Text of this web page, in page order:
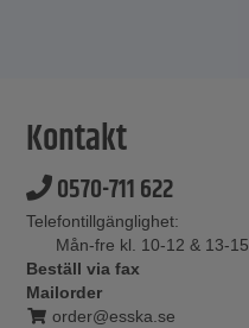
Kontakt
0570-711 622
Telefontillgänglighet:
Mån-fre kl. 10-12 & 13-15
Beställ via fax
Mailorder
order@esska.se